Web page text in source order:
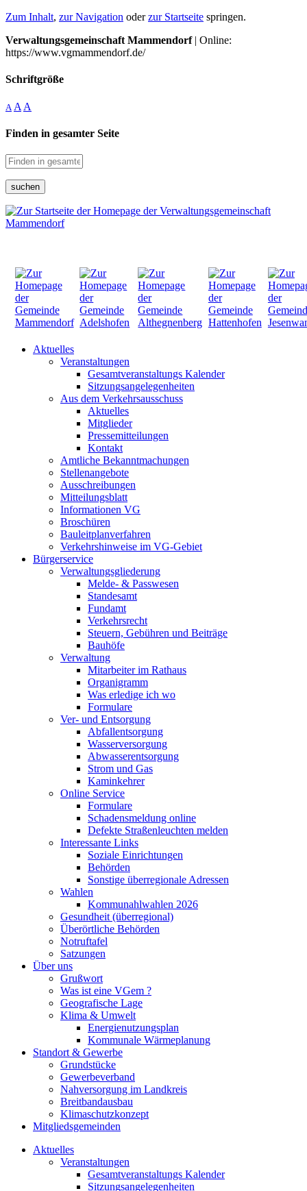
Zum Inhalt, zur Navigation oderzur Startseite springen.
Verwaltungsgemeinschaft Mammendorf| Online:
https://www.vgmammendorf.de/
Schriftgröße
A A A
Finden in gesamter Seite
suchen
Aktuelles
Veranstaltungen
Gesamtveranstaltungs Kalender
Sitzungsangelegenheiten
Aus dem Verkehrsausschuss
Aktuelles
Mitglieder
Pressemitteilungen
Kontakt
Amtliche Bekanntmachungen
Stellenangebote
Ausschreibungen
Mitteilungsblatt
Informationen VG
Broschüren
Bauleitplanverfahren
Verkehrshinweise im VG-Gebiet
Bürgerservice
Verwaltungsgliederung
Melde- & Passwesen
Standesamt
Fundamt
Verkehrsrecht
Steuern, Gebühren und Beiträge
Bauhöfe
Verwaltung
Mitarbeiter im Rathaus
Organigramm
Was erledige ich wo
Formulare
Ver- und Entsorgung
Abfallentsorgung
Wasserversorgung
Abwasserentsorgung
Strom und Gas
Kaminkehrer
Online Service
Formulare
Schadensmeldung online
Defekte Straßenleuchten melden
Interessante Links
Soziale Einrichtungen
Behörden
Sonstige überregionale Adressen
Wahlen
Kommunahlwahlen 2026
Gesundheit (überregional)
Überörtliche Behörden
Notruftafel
Satzungen
Über uns
Grußwort
Was ist eine VGem ?
Geografische Lage
Klima & Umwelt
Energienutzungsplan
Kommunale Wärmeplanung
Standort & Gewerbe
Grundstücke
Gewerbeverband
Nahversorgung im Landkreis
Breitbandausbau
Klimaschutzkonzept
Mitgliedsgemeinden
Aktuelles
Veranstaltungen
Gesamtveranstaltungs Kalender
Sitzungsangelegenheiten